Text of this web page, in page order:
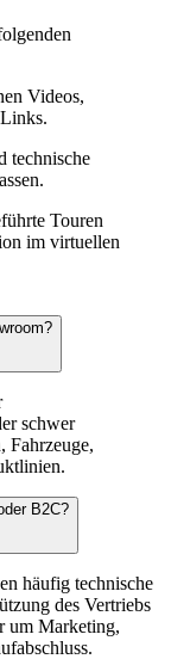
Videos,
technische
Touren
im virtuellen
schwer
Fahrzeuge,
B2C?
häufig technische
des Vertriebs
um Marketing,